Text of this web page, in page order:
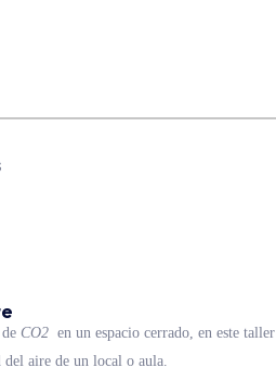
CO2 en un espacio cerrado, en este
aire de un local o aula.